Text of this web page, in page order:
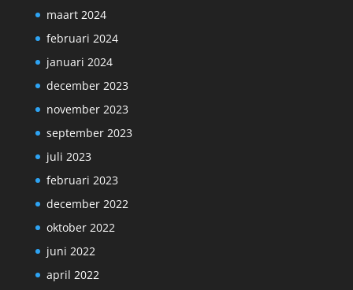
maart 2024
februari 2024
januari 2024
december 2023
november 2023
september 2023
juli 2023
februari 2023
december 2022
oktober 2022
juni 2022
april 2022